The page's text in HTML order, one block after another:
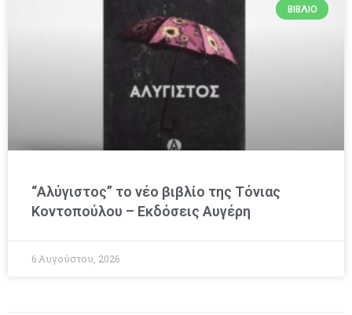
ΒΙΒΛΊΟ
“Αλύγιστος” το νέο βιβλίο της Τόνιας
Κοντοπούλου – Εκδόσεις Αυγέρη
6 Αυγούστου, 2026